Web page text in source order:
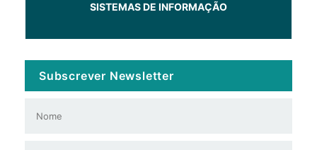
SISTEMAS DE INFORMAÇÃO
Subscrever Newsletter